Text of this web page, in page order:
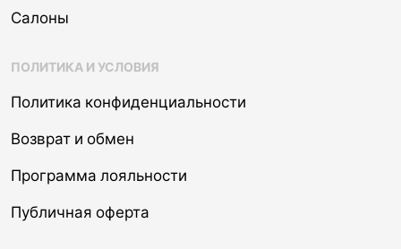
Салоны
ПОЛИТИКА И УСЛОВИЯ
Политика конфиденциальности
Возврат и обмен
Программа лояльности
Публичная оферта